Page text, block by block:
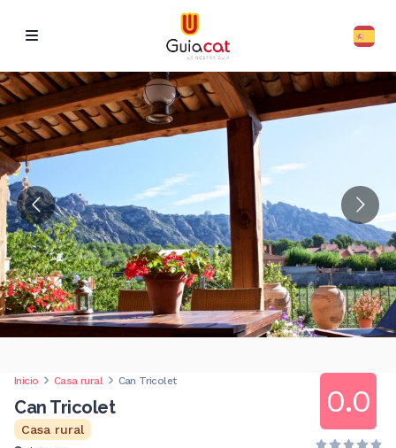
Inicio Casa rural Can Tricolet
Can Tricolet
Casa rural
0.0